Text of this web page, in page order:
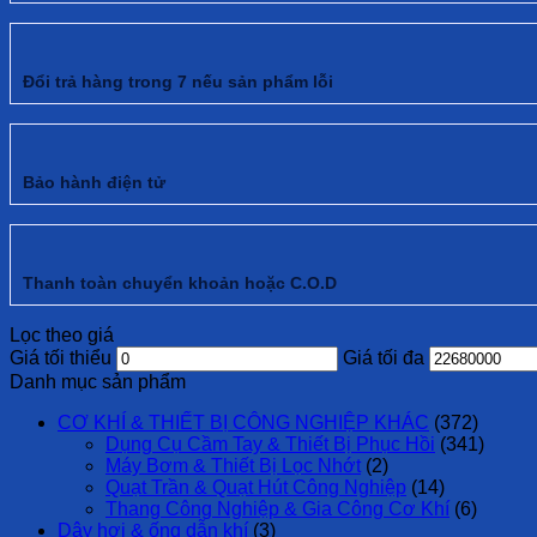
Đổi trả hàng trong 7 nếu sản phẩm lỗi
Bảo hành điện tử
Thanh toàn chuyển khoản hoặc C.O.D
Lọc theo giá
Giá tối thiểu
Giá tối đa
Danh mục sản phẩm
CƠ KHÍ & THIẾT BỊ CÔNG NGHIỆP KHÁC (372)
Dụng Cụ Cầm Tay & Thiết Bị Phục Hồi (341)
Máy Bơm & Thiết Bị Lọc Nhớt (2)
Quạt Trần & Quạt Hút Công Nghiệp (14)
Thang Công Nghiệp & Gia Công Cơ Khí (6)
Dây hơi & ống dẫn khí (3)